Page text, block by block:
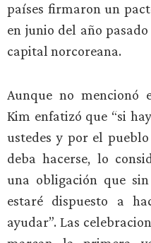
países firmaron un
en junio del año
capital norcoreana.
Aunque no mencionó
Kim enfatizó que “si
ustedes y por el
deba hacerse, lo
una obligación que
estaré dispuesto a
ayudar”. Las